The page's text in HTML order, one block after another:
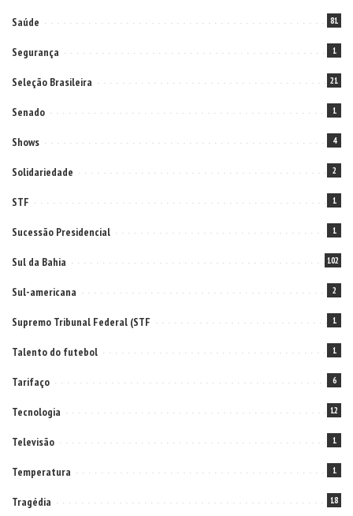
Saúde 81
Segurança 1
Seleção Brasileira 21
Senado 1
Shows 4
Solidariedade 2
STF 1
Sucessão Presidencial 1
Sul da Bahia 102
Sul-americana 2
Supremo Tribunal Federal (STF 1
Talento do futebol 1
Tarifaço 6
Tecnologia 12
Televisão 1
Temperatura 1
Tragédia 18